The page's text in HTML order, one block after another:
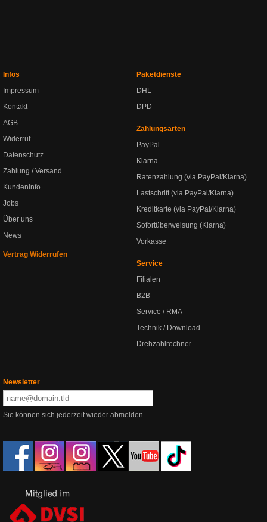
Infos
Impressum
Kontakt
AGB
Widerruf
Datenschutz
Zahlung / Versand
Kundeninfo
Jobs
Über uns
News
Vertrag Widerrufen
Paketdienste
DHL
DPD
Zahlungsarten
PayPal
Klarna
Ratenzahlung (via PayPal/Klarna)
Lastschrift (via PayPal/Klarna)
Kreditkarte (via PayPal/Klarna)
Sofortüberweisung (Klarna)
Vorkasse
Service
Filialen
B2B
Service / RMA
Technik / Download
Drehzahlrechner
Newsletter
Sie können sich jederzeit wieder abmelden.